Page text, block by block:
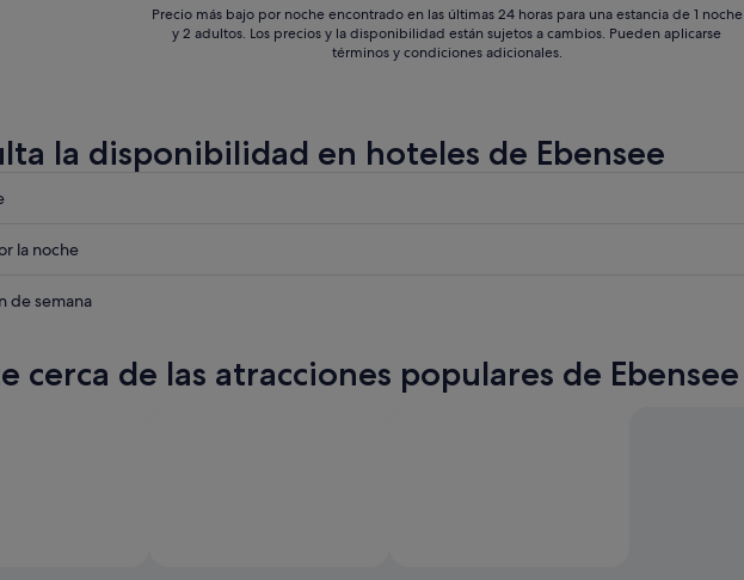
Precio más bajo por noche encontrado en las últimas 24 horas para una estancia de 1 noche
y 2 adultos. Los precios y la disponibilidad están sujetos a cambios. Pueden aplicarse
términos y condiciones adicionales.
la disponibilidad en hoteles de Ebensee
la noche
de semana
cerca de las atracciones populares de Ebensee